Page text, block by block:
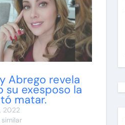
Abrego revela
su exesposo la
matar.
2022